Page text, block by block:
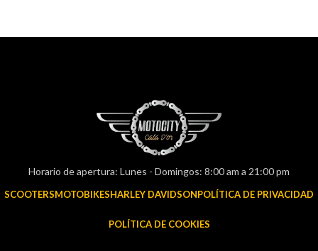
Horario de apertura: Lunes - Domingos: 8:00 am a 21:00 pm
SCOOTERSMOTOBIKESHARLEY DAVIDSONPOLÍTICA DE PRIVACIDAD
POLÍTICA DE COOKIES